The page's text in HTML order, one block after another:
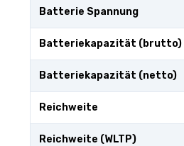
Batterie Spannung
Batteriekapazität (brutto)
Batteriekapazität (netto)
Reichweite
Reichweite (WLTP)